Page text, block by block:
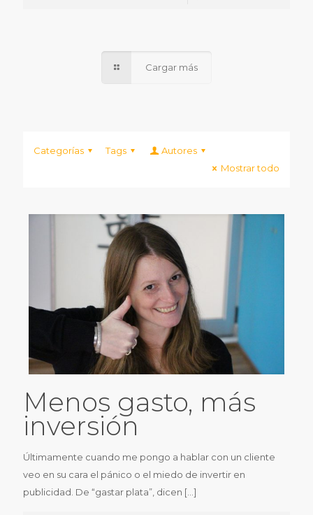
Cargar más
Categorías Tags
Autores
Mostrar todo
Menos gasto, más
inversión
Últimamente cuando me pongo a hablar con un cliente
veo en su cara el pánico o el miedo de invertir en
publicidad. De “gastar plata”, dicen […]